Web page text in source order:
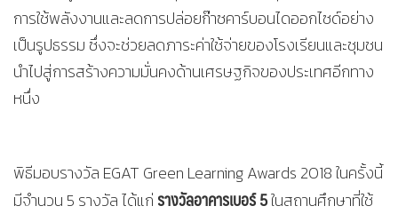
การใช้พลังงานและลดการปล่อยก๊าซคาร์บอนไดออกไซด์อย่าง
เป็นรูปธรรม ซึ่งจะช่วยลดภาระค่าใช้จ่ายของโรงเรียนและชุมชน
นำไปสู่การสร้างความมั่นคงด้านเศรษฐกิจของประเทศอีกทาง
หนึ่ง
พิธีมอบรางวัล EGAT Green Learning Awards 2018 ในครั้งนี้
มีจำนวน 5 รางวัล ได้แก่ รางวัลอาคารเบอร์ 5ในสถานศึกษาที่ใช้